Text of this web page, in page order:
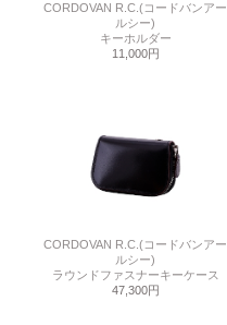
CORDOVAN R.C.(コードバンアー
ルシー)
キーホルダー
11,000円
CORDOVAN R.C.(コードバンアー
ルシー)
ラウンドファスナーキーケース
47,300円